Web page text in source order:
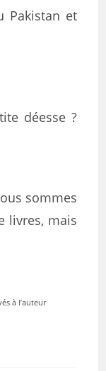
Pakistan et
déesse ?
sommes
livres, mais
à l’auteur